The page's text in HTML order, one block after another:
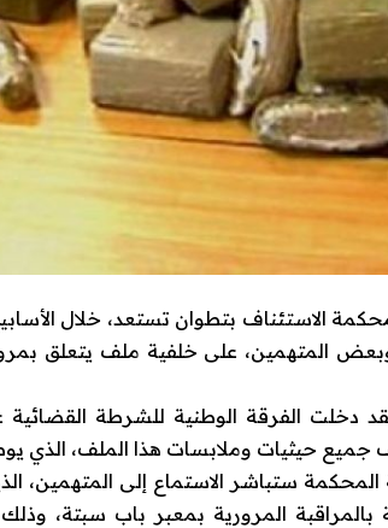
الاستئناف بتطوان تستعد، خلال
المتهمين، على خلفية ملف يتعلق
دخلت الفرقة الوطنية للشرطة
جميع حيثيات وملابسات هذا الملف، الذي
بالمراقبة المرورية بمعبر باب سبتة،